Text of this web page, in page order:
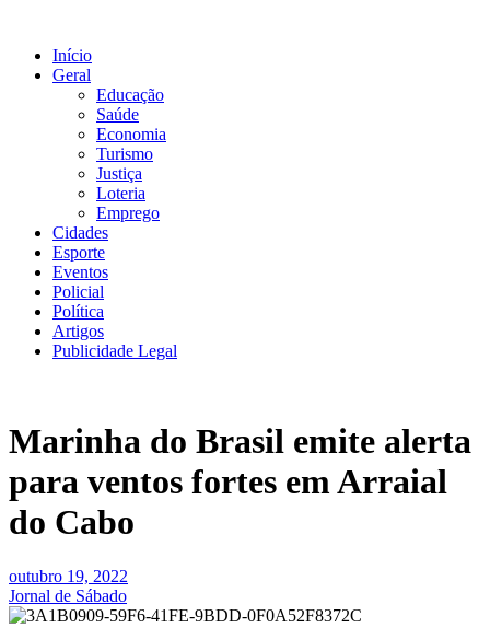
conteúdo
Início
Geral
Educação
Saúde
Economia
Turismo
Justiça
Loteria
Emprego
Cidades
Esporte
Eventos
Policial
Política
Artigos
Publicidade Legal
Marinha do Brasil emite alerta
para ventos fortes em Arraial
do Cabo
outubro 19, 2022
Jornal de Sábado